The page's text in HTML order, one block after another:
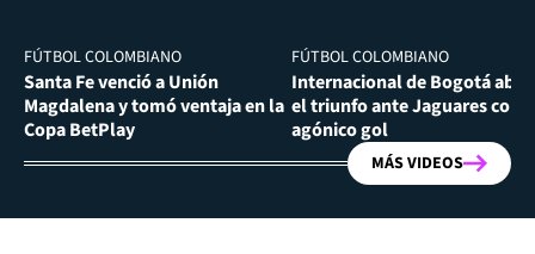
FÚTBOL COLOMBIANO
Santa Fe venció a Unión
Magdalena y tomó ventaja en la
Copa BetPlay
FÚTBOL COLOMBIANO
Internacional de Bogotá
el triunfo ante Jaguares con
agónico gol
MÁS VIDEOS